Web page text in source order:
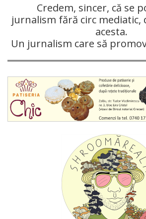
Credem, sincer, că se
jurnalism fără circ mediatic,
acesta.
Un jurnalism care să